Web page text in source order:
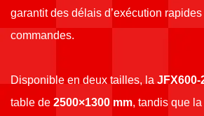
garantit des délais d’exécution
commandes.
Disponible en deux tailles, la JFX600-
table de 2500×1300 mm, tandis que la